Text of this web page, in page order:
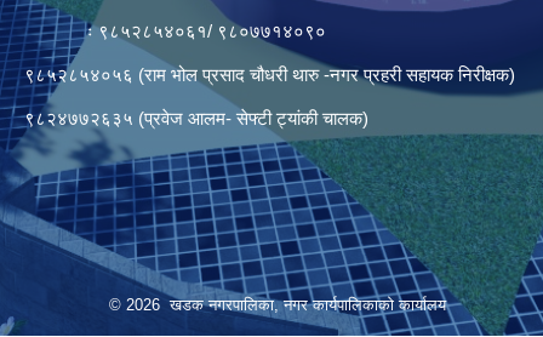
ः ९८५२८५४०६१/ ९८०७७१४०९०
९८५२८५४०५६ (राम भोल प्रसाद चौधरी थारु -नगर प्रहरी सहायक निरीक्षक)
९८२४७७२६३५ (प्रवेज आलम- सेफ्टी ट्यांकी चालक)
© 2026 खडक नगरपालिका, नगर कार्यपालिकाकाे कार्यालय